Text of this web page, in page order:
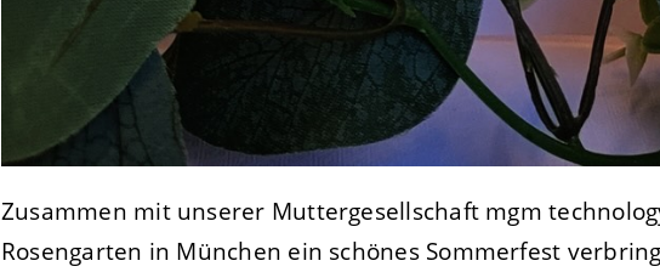
Zusammen mit unserer Muttergesellschaft mgm
Rosengarten in München ein schönes Sommerfest